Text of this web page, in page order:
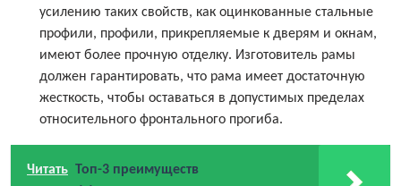
усилению таких свойств, как оцинкованные стальные
профили, профили, прикрепляемые к дверям и окнам,
имеют более прочную отделку. Изготовитель рамы
должен гарантировать, что рама имеет достаточную
жесткость, чтобы оставаться в допустимых пределах
относительного фронтального прогиба.
Читать Топ-3 преимуществ